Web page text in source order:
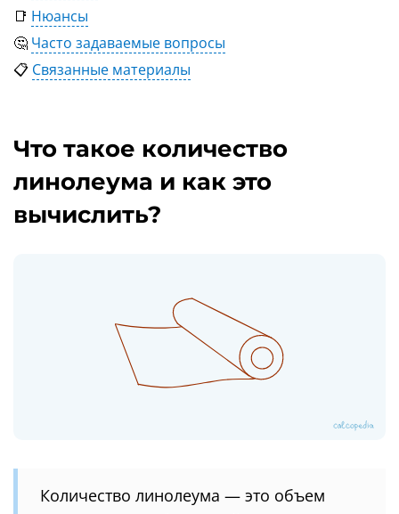
📑 Нюансы
🤔 Часто задаваемые вопросы
📋 Связанные материалы
Что такое количество
линолеума и как это
вычислить?
Количество линолеума — это объем